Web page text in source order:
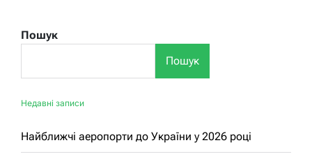
Пошук
Пошук
Недавні записи
Найближчі аеропорти до України у 2026 році